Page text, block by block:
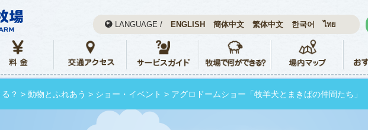
LANGUAGE / ENGLISH 簡体中文 繁体中文 한국어 ไทย
？ > 動物とふれあう > ショー・イベント > アグロドームショー「牧羊犬とまきばの仲間たち」